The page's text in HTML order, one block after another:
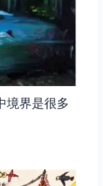
境界是很多